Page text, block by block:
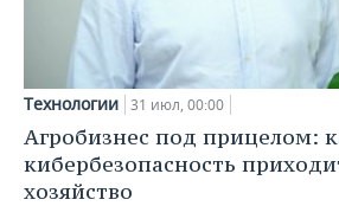
Технологии 31 июл, 00:00
Агробизнес под прицелом:
кибербезопасность
хозяйство